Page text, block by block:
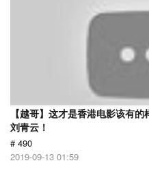
【越哥】这才是香港电影该有
刘青云！
# 490
2019-09-13 01:59